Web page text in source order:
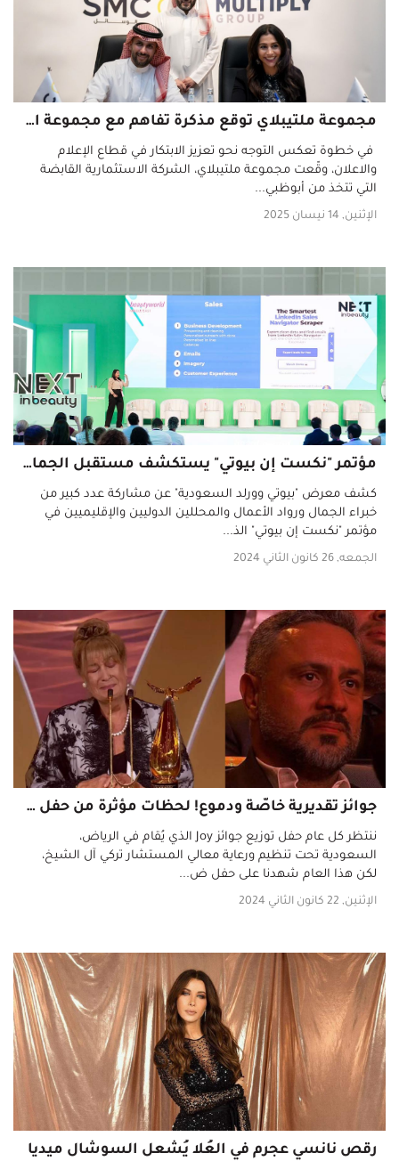
مجموعة ملتيبلاي توقع مذكرة تفاهم مع مجموعة الوسائل السعودية (SMC) لبحث إمكانية الاستثمار المباشر في SMC
في خطوة تعكس التوجه نحو تعزيز الابتكار في قطاع الإعلام
والاعلان، وقّعت مجموعة ملتيبلاي، الشركة الاستثمارية القابضة
التي تتخذ من أبوظبي...
الإثنين, 14 نيسان 2025
مؤتمر "نكست إن بيوتي" يستكشف مستقبل الجمال في دورته الأولى ضمن فعاليات "بيوتي وورلد السعودية 2024"
كشف معرض "بيوتي وورلد السعودية" عن مشاركة عدد كبير من
خبراء الجمال ورواد الأعمال والمحللين الدوليين والإقليميين في
مؤتمر "نكست إن بيوتي" الذ...
الجمعه, 26 كانون الثاني 2024
جوائز تقديرية خاصّة ودموع! لحظات مؤثرة من حفل جوي أووردز في الرياض
ننتظر كل عام حفل توزيع جوائز Joy الذي يُقام في الرياض،
السعودية تحت تنظيم ورعاية معالي المستشار تركي آل الشيخ،
لكن هذا العام شهدنا على حفل ض...
الإثنين, 22 كانون الثاني 2024
رقص نانسي عجرم في العُلا يُشعل السوشال ميديا